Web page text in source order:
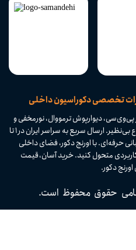
تخصصی دکوراسیون داخلی
دیوارپوش ترمووال، نورمخفی و
ابزارهای دکوراسیون داخلی با کیفیت بالا و تنوع بی‌نظیر. ارسال سریع به سراسر ایران در ۱ تا
حرفه‌ای. با اورنج دکور، فضای داخلی
متحول کنید. خرید آسان، قیمت
دکور.​​​​​​​
حقوق محفوظ است.​​​​​​​